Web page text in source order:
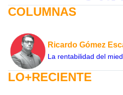
COLUMNAS
Ricardo Gómez
La rentabilidad del
LO+RECIENTE